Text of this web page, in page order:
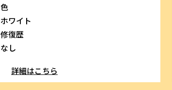
色
ホワイト
修復歴
なし
詳細はこちら